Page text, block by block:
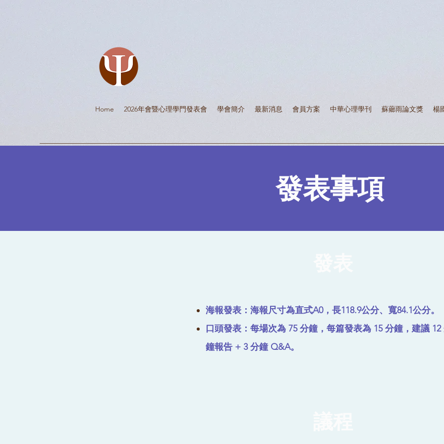
Home 2026年會暨心理學門發表會 學會簡介 最新消息 會員方案 中華心理學刊 蘇薌雨論文獎 楊
發表事項
海報發表：海報尺寸為直式A0，長118.9公分、寬84.1公分。
口頭發表：每場次為 75 分鐘，每篇發表為 15 分鐘，建議 12
鐘報告 + 3 分鐘 Q&A。